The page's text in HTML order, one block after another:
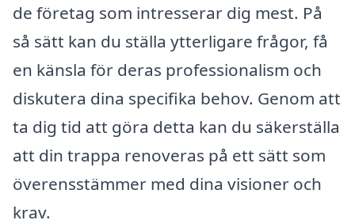
de företag som intresserar dig mest. På
så sätt kan du ställa ytterligare frågor, få
en känsla för deras professionalism och
diskutera dina specifika behov. Genom att
ta dig tid att göra detta kan du säkerställa
att din trappa renoveras på ett sätt som
överensstämmer med dina visioner och
krav.